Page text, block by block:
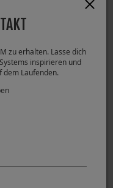
zu erhalten. Lasse dich
inspirieren und
dem Laufenden.